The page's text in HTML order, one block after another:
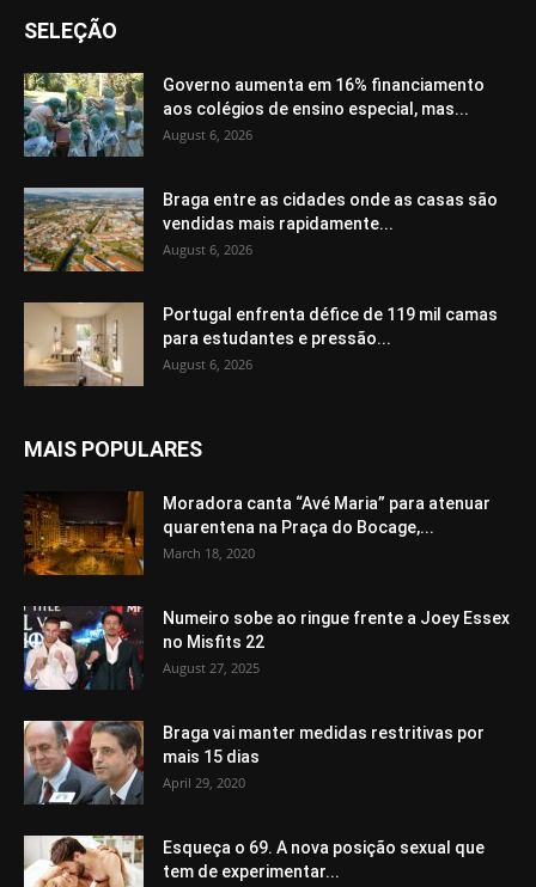
SELEÇÃO
Governo aumenta em 16% financiamento
aos colégios de ensino especial, mas...
August 6, 2026
Braga entre as cidades onde as casas são
vendidas mais rapidamente...
August 6, 2026
Portugal enfrenta défice de 119 mil camas
para estudantes e pressão...
August 6, 2026
MAIS POPULARES
Moradora canta “Avé Maria” para atenuar
quarentena na Praça do Bocage,...
March 18, 2020
Numeiro sobe ao ringue frente a Joey Essex
no Misfits 22
August 27, 2025
Braga vai manter medidas restritivas por
mais 15 dias
April 29, 2020
Esqueça o 69. A nova posição sexual que
tem de experimentar...